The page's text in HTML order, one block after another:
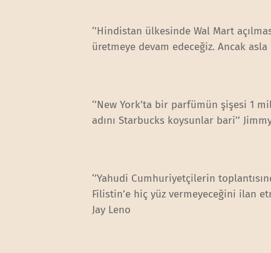
‘’Hindistan ülkesinde Wal Mart
üretmeye devam edeceğiz. Ancak asla
‘’New York’ta bir parfümün şişesi 1
adını Starbucks koysunlar bari’’
‘’Yahudi Cumhuriyetçilerin
Filistin’e hiç yüz vermeyeceğini ilan
Jay Leno